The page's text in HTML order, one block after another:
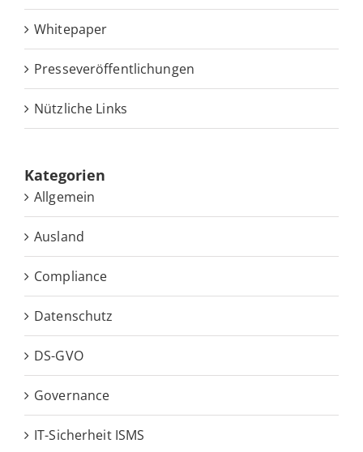
White­pa­per
Pres­se­ver­öf­fent­li­chun­gen
Nütz­li­che Links
Ka­te­go­rien
Allgemein
Ausland
Compliance
Datenschutz
DS-GVO
Governance
IT-Sicherheit ISMS